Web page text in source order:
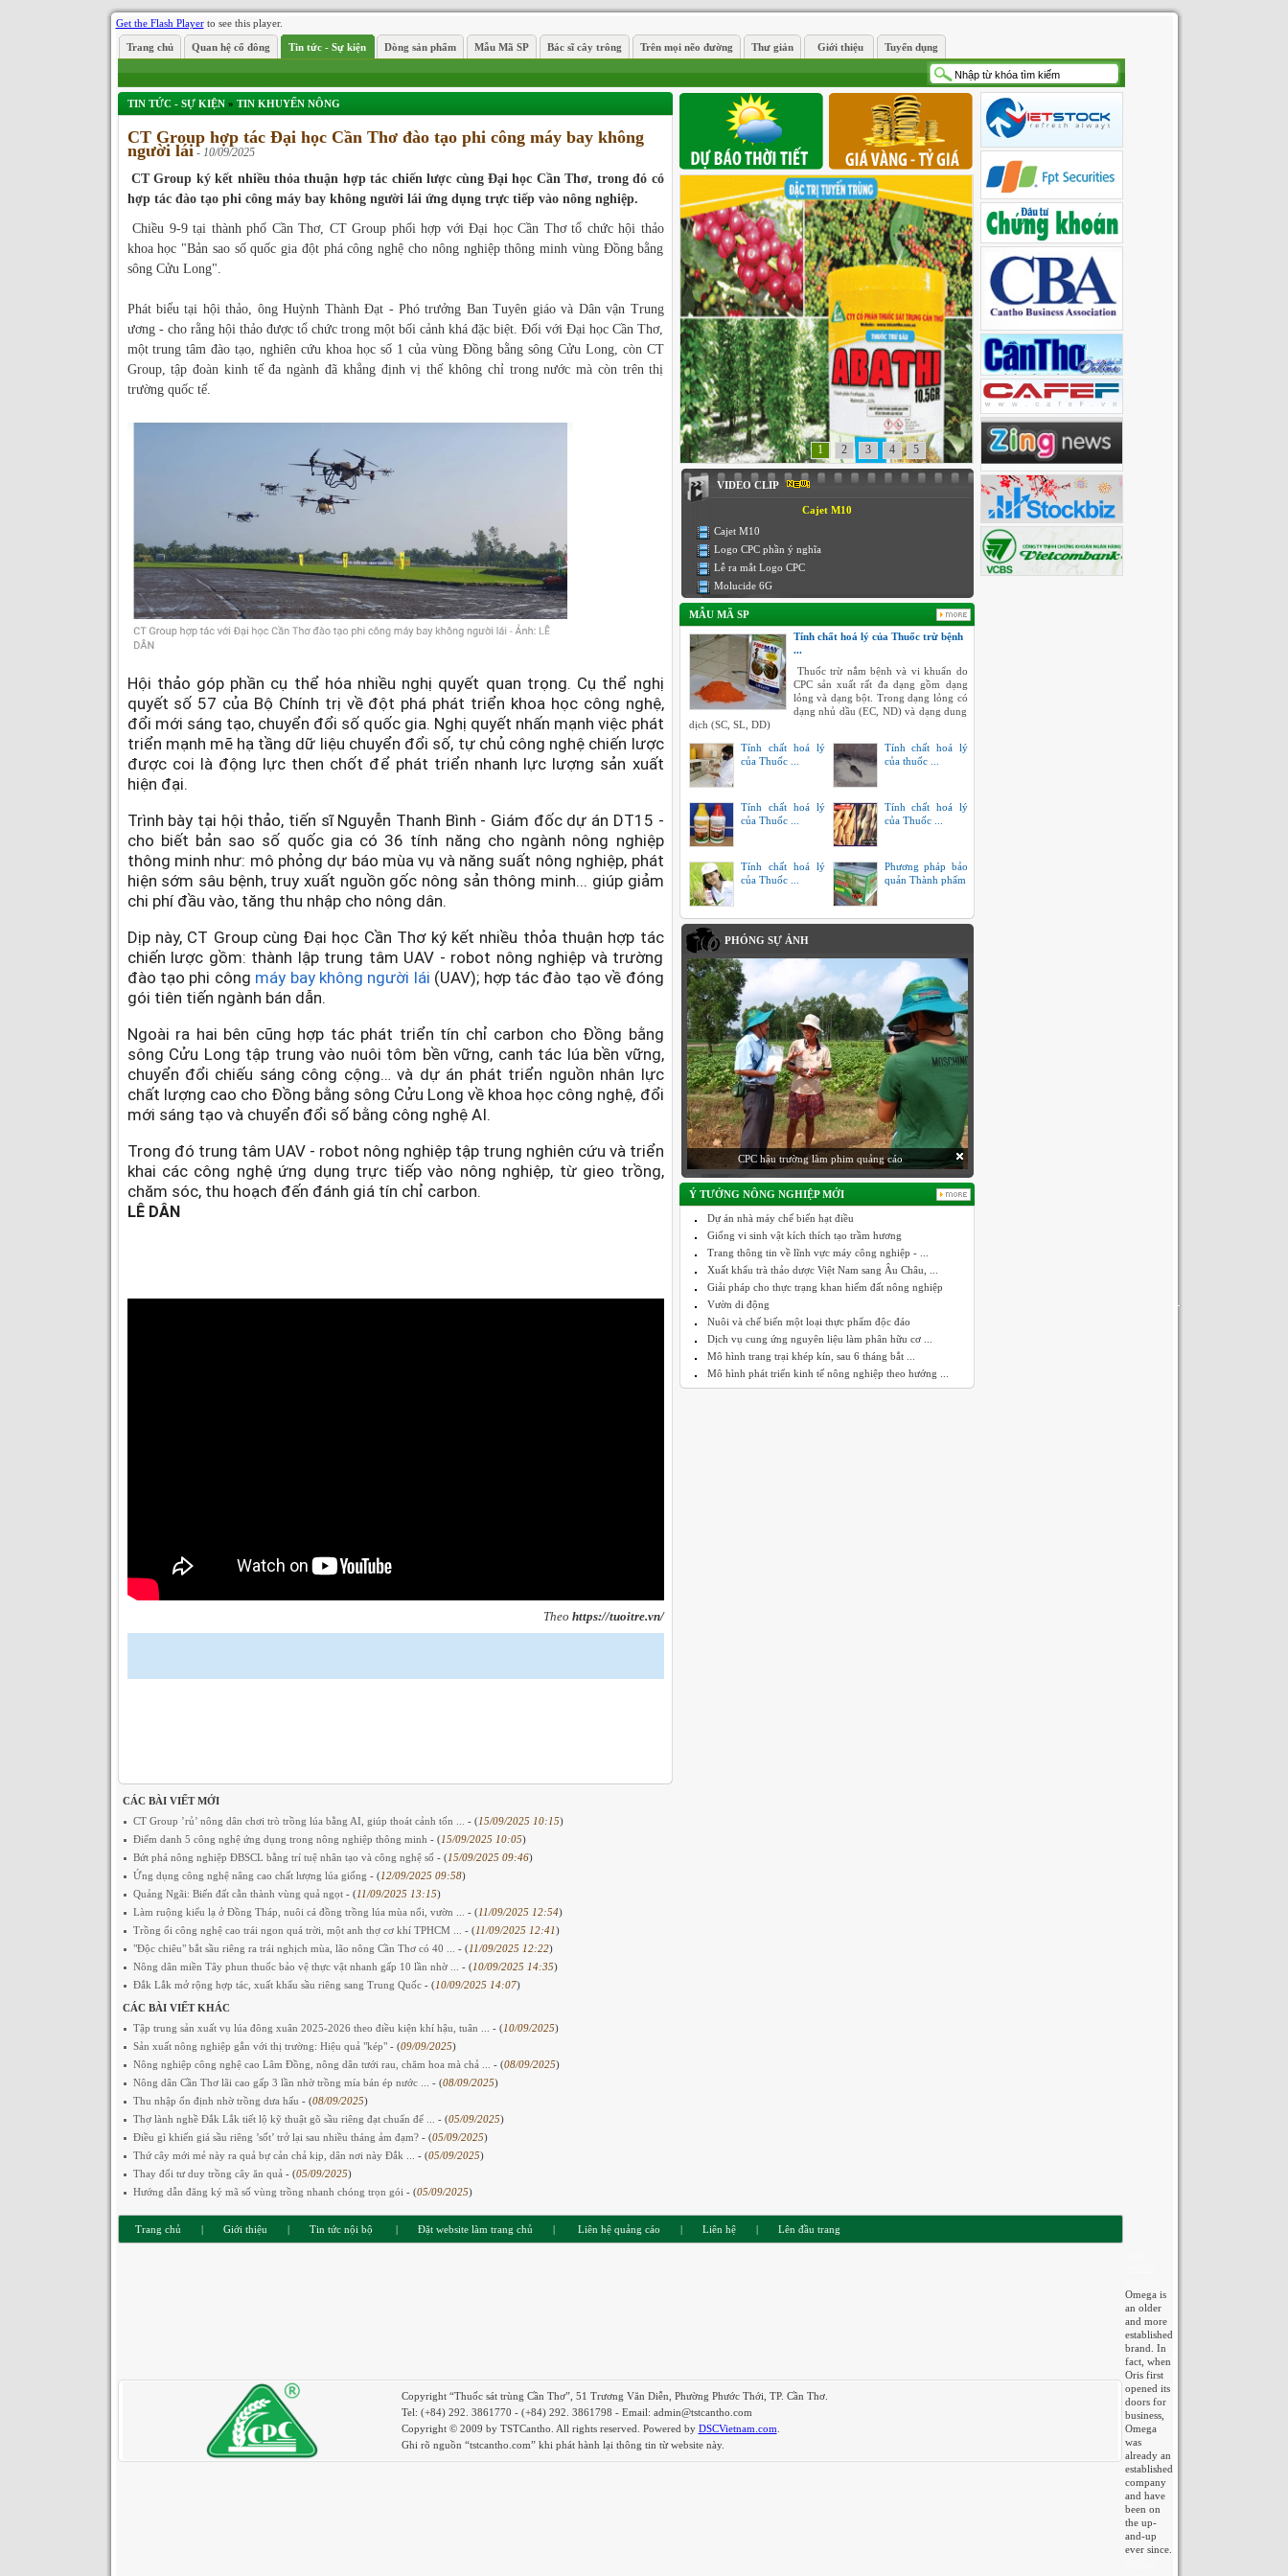
Get the Flash Playerto see this player.
Trang chủ Quan hệ cổ đông Tin tức - Sự kiện Dòng sản phẩm Mẫu Mã SP Bác sĩ cây trông Trên mọi nẽo đường Thư giản Giới thiệu Tuyển dụng
TIN TỨC - SỰ KIỆN » TIN KHUYẾN NÔNG
CT Group hợp tác Đại học Cần Thơ đào tạo phi công máy bay không
người lái- 10/09/2025
CT Group ký kết nhiều thỏa thuận hợp tác chiến lược cùng Đại học Cần Thơ, trong đó có
hợp tác đào tạo phi công máy bay không người lái ứng dụng trực tiếp vào nông nghiệp.
Chiều 9-9 tại thành phố Cần Thơ, CT Group phối hợp với Đại học Cần Thơ tổ chức hội thảo
khoa học "Bản sao số quốc gia đột phá công nghệ cho nông nghiệp thông minh vùng Đồng bằng
sông Cửu Long".
Phát biểu tại hội thảo, ông Huỳnh Thành Đạt - Phó trưởng Ban Tuyên giáo và Dân vận Trung
ương - cho rằng hội thảo được tổ chức trong một bối cảnh khá đặc biệt. Đối với Đại học Cần Thơ,
một trung tâm đào tạo, nghiên cứu khoa học số 1 của vùng Đồng bằng sông Cửu Long, còn CT
Group, tập đoàn kinh tế đa ngành đã khẳng định vị thế không chỉ trong nước mà còn trên thị
trường quốc tế.
Hội thảo góp phần cụ thể hóa nhiều nghị quyết quan trọng. Cụ thể nghị
quyết số 57 của Bộ Chính trị về đột phá phát triển khoa học công nghệ,
đổi mới sáng tạo, chuyển đổi số quốc gia. Nghị quyết nhấn mạnh việc phát
triển mạnh mẽ hạ tầng dữ liệu chuyển đổi số, tự chủ công nghệ chiến lược
được coi là động lực then chốt để phát triển nhanh lực lượng sản xuất
hiện đại.
Trình bày tại hội thảo, tiến sĩ Nguyễn Thanh Bình - Giám đốc dự án DT15 -
cho biết bản sao số quốc gia có 36 tính năng cho ngành nông nghiệp
thông minh như: mô phỏng dự báo mùa vụ và năng suất nông nghiệp, phát
hiện sớm sâu bệnh, truy xuất nguồn gốc nông sản thông minh... giúp giảm
chi phí đầu vào, tăng thu nhập cho nông dân.
Dịp này, CT Group cùng Đại học Cần Thơ ký kết nhiều thỏa thuận hợp tác
chiến lược gồm: thành lập trung tâm UAV - robot nông nghiệp và trường
đào tạo phi công máy bay không người lái (UAV); hợp tác đào tạo về đóng
gói tiên tiến ngành bán dẫn.
Ngoài ra hai bên cũng hợp tác phát triển tín chỉ carbon cho Đồng bằng
sông Cửu Long tập trung vào nuôi tôm bền vững, canh tác lúa bền vững,
chuyển đổi chiếu sáng công cộng… và dự án phát triển nguồn nhân lực
chất lượng cao cho Đồng bằng sông Cửu Long về khoa học công nghệ, đổi
mới sáng tạo và chuyển đổi số bằng công nghệ AI.
Trong đó trung tâm UAV - robot nông nghiệp tập trung nghiên cứu và triển
khai các công nghệ ứng dụng trực tiếp vào nông nghiệp, từ gieo trồng,
chăm sóc, thu hoạch đến đánh giá tín chỉ carbon.
LÊ DÂN
Theo https://tuoitre.vn/
CÁC BÀI VIẾT MỚI
CT Group ’rủ’ nông dân chơi trò trồng lúa bằng AI, giúp thoát cảnh tốn ... - (15/09/2025 10:15)
Điểm danh 5 công nghệ ứng dụng trong nông nghiệp thông minh - (15/09/2025 10:05)
Bứt phá nông nghiệp ĐBSCL bằng trí tuệ nhân tạo và công nghệ số - (15/09/2025 09:46)
Ứng dụng công nghệ nâng cao chất lượng lúa giống - (12/09/2025 09:58)
Quảng Ngãi: Biến đất cằn thành vùng quả ngọt - (11/09/2025 13:15)
Làm ruộng kiểu lạ ở Đồng Tháp, nuôi cá đồng trồng lúa mùa nổi, vườn ... - (11/09/2025 12:54)
Trồng ổi công nghệ cao trái ngon quá trời, một anh thợ cơ khí TPHCM ... - (11/09/2025 12:41)
"Độc chiêu" bắt sầu riêng ra trái nghịch mùa, lão nông Cần Thơ có 40 ... - (11/09/2025 12:22)
Nông dân miền Tây phun thuốc bảo vệ thực vật nhanh gấp 10 lần nhờ ... - (10/09/2025 14:35)
Đắk Lắk mở rộng hợp tác, xuất khẩu sầu riêng sang Trung Quốc - (10/09/2025 14:07)
CÁC BÀI VIẾT KHÁC
Tập trung sản xuất vụ lúa đông xuân 2025-2026 theo điều kiện khí hậu, tuân ... - (10/09/2025)
Sản xuất nông nghiệp gắn với thị trường: Hiệu quả "kép" - (09/09/2025)
Nông nghiệp công nghệ cao Lâm Đồng, nông dân tưới rau, chăm hoa mà chả ... - (08/09/2025)
Nông dân Cần Thơ lãi cao gấp 3 lần nhờ trồng mía bán ép nước ... - (08/09/2025)
Thu nhập ổn định nhờ trồng dưa hấu - (08/09/2025)
Thợ lành nghề Đắk Lắk tiết lộ kỹ thuật gõ sầu riêng đạt chuẩn để ... - (05/09/2025)
Điều gì khiến giá sầu riêng ’sốt’ trở lại sau nhiều tháng ảm đạm? - (05/09/2025)
Thứ cây mới mẻ này ra quả bự cản chả kịp, dân nơi này Đắk ... - (05/09/2025)
Thay đổi tư duy trồng cây ăn quả - (05/09/2025)
Hướng dẫn đăng ký mã số vùng trồng nhanh chóng trọn gói - (05/09/2025)
1 2 3 4 5
VIDEO CLIP
Cajet M10
Cajet M10
Logo CPC phần ý nghĩa
Lễ ra mắt Logo CPC
Molucide 6G
MẪU MÃ SP
Tính chất hoá lý của Thuốc trừ bệnh
...
Thuốc trừ nắm bệnh và vi khuẩn do
CPC sản xuất rất đa dạng gồm dạng
lỏng và dạng bột. Trong dạng lỏng có
dạng nhủ dầu (EC, ND) và dạng dung
dịch (SC, SL, DD)
Tính chất hoá lý
của Thuốc ...
Tính chất hoá lý
của thuốc ...
Tính chất hoá lý
của Thuốc ...
Tính chất hoá lý
của Thuốc ...
Tính chất hoá lý
của Thuốc ...
Phương pháp bảo
quản Thành phẩm
PHÓNG SỰ ẢNH
CPC hậu trường làm phim quảng cáo
Ý TƯỞNG NÔNG NGHIỆP MỚI
Dự án nhà máy chế biến hạt điều
Giống vi sinh vật kích thích tạo trầm hương
Trang thông tin về lĩnh vực máy công nghiệp - ...
Xuất khẩu trà thảo dược Việt Nam sang Âu Châu, ...
Giải pháp cho thực trạng khan hiếm đất nông nghiệp
Vườn di động
Nuôi và chế biến một loại thực phẩm độc đáo
Dịch vụ cung ứng nguyên liệu làm phân hữu cơ ...
Mô hình trang trại khép kín, sau 6 tháng bắt ...
Mô hình phát triển kinh tế nông nghiệp theo hướng ...
Trang chủ | Giới thiệu | Tin tức nội bộ | Đặt website làm trang chủ | Liên hệ quảng cáo | Liên hệ | Lên đầu trang
Copyright “Thuốc sát trùng Cần Thơ”, 51 Trương Văn Diễn, Phường Phước Thới, TP. Cần Thơ.
Tel: (+84) 292. 3861770 - (+84) 292. 3861798 - Email: admin@tstcantho.com
Copyright © 2009 by TSTCantho. All rights reserved. Powered by DSCVietnam.com
Ghi rõ nguồn “tstcantho.com” khi phát hành lại thông tin từ website này.
Omega is
an older
and more
established
brand. In
fact, when
Oris first
opened its
doors for
business,
Omega
was
already an
established
company
and have
been on
the up-
and-up
ever since.